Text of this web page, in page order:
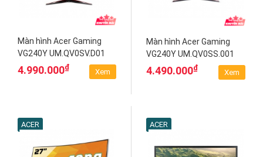
Màn hình Acer Gaming
VG240Y UM.QV0SV.D01
70271126
4.990.000₫
Xem
Màn hình Acer Gaming
VG240Y UM.QV0SS.001
70160116
4.490.000₫
Xem
ACER ACER